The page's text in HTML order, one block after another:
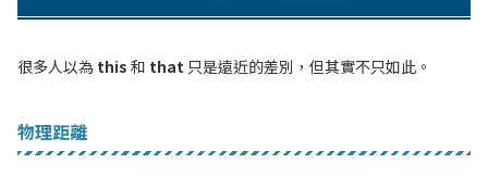
很多人以為 this 和 that 只是遠近的差別，但其實不只如此。
物理距離